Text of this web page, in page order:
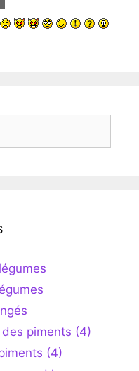
piments (4)
(4)